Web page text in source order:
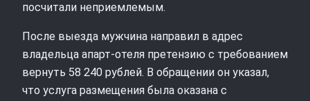
посчитали неприемлемым.
После выезда мужчина направил в адрес
владельца апарт‑отеля претензию с требованием
вернуть 58 240 рублей. В обращении он указал,
что услуга размещения была оказана с